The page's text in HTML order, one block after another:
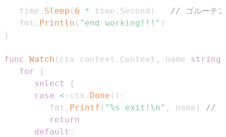
   time
. Sleep ( 6 * time . Second )
// ゴルーチン
   fmt
. Println ( "end working!!!" )
}
func Watch ( ctx context . Context , name string
for
{
select
{
case <- ctx . Done ( ) :
         fmt
. Printf ( "%s exit!\n" , name )
// メ
return
default :